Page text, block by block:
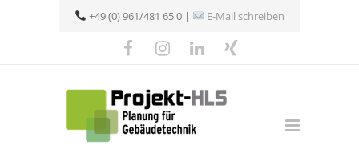
+49 (0) 961/481 65 0 | E-Mail schreiben